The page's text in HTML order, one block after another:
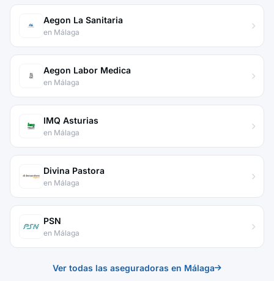
Aegon La Sanitaria
en Málaga
Aegon Labor Medica
en Málaga
IMQ Asturias
en Málaga
Divina Pastora
en Málaga
PSN
en Málaga
Ver todas las aseguradoras en Málaga